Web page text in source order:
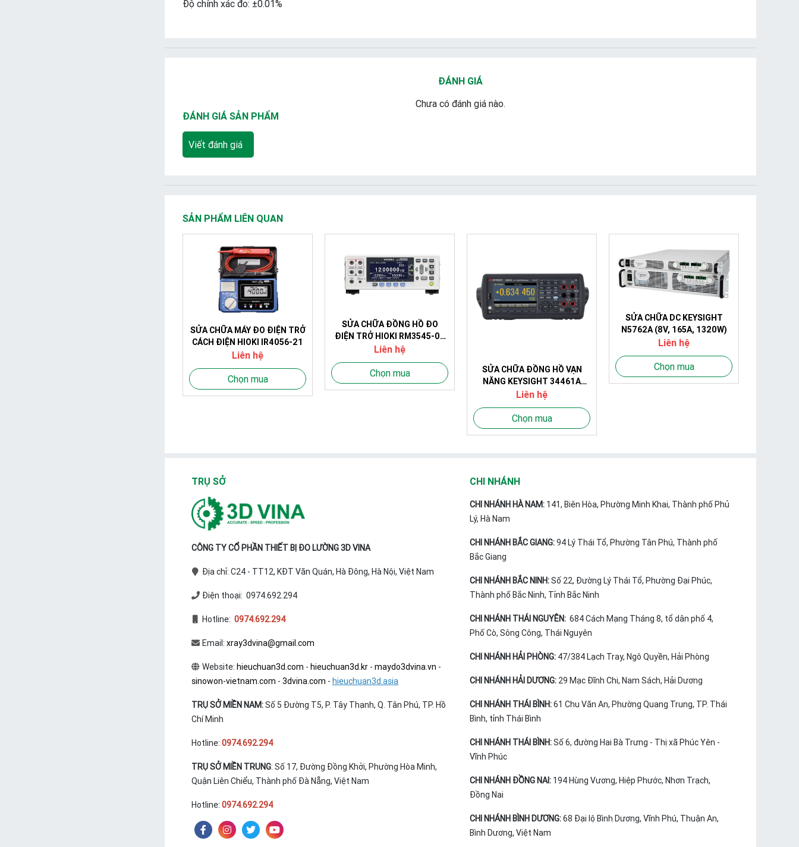
Độ chính xác đo: ±0.01%
ĐÁNH GIÁ
Chưa có đánh giá nào.
ĐÁNH GIÁ SẢN PHẨM
Viết đánh giá
SẢN PHẨM LIÊN QUAN
SỬA CHỮA MÁY ĐO ĐIỆN TRỞ
CÁCH ĐIỆN HIOKI IR4056-21
Liên hệ
Chọn mua
SỬA CHỮA ĐỒNG HỒ ĐO
ĐIỆN TRỞ HIOKI RM3545-02
(10~1000MΩ)
Liên hệ
Chọn mua
SỬA CHỮA ĐỒNG HỒ VẠN
NĂNG KEYSIGHT 34461A
(without GPIB) (6 ½ digit;
Không GPIB; 0.0035%)
Liên hệ
Chọn mua
SỬA CHỮA DC KEYSIGHT
N5762A (8V, 165A, 1320W)
Liên hệ
Chọn mua
TRỤ SỞ
CÔNG TY CỔ PHẦN THIẾT BỊ ĐO LƯỜNG 3D VINA
Địa chỉ: C24 - TT12, KĐT Văn Quán, Hà Đông, Hà Nội, Việt Nam
Điện thoại: 0974.692.294
Hotline: 0974.692.294
Email: xray3dvina@gmail.com
Website: hieuchuan3d.com - hieuchuan3d.kr- maydo3dvina.vn -
sinowon-vietnam.com - 3dvina.com - hieuchuan3d.asia
TRỤ SỞ MIỀN NAM:Số 5 Đường T5, P. Tây Thạnh, Q. Tân Phú, TP. Hồ
Chí Minh
Hotline: 0974.692.294
TRỤ SỞ MIỀN TRUNG: Số 17, Đường Đồng Khởi, Phường Hòa Minh,
Quận Liên Chiểu, Thành phố Đà Nẵng, Việt Nam
Hotline: 0974.692.294
CHI NHÁNH
CHI NHÁNH HÀ NAM:141, Biên Hòa, Phường Minh Khai, Thành phố Phủ
Lý, Hà Nam
CHI NHÁNH BẮC GIANG:94 Lý Thái Tổ, Phường Tân Phú, Thành phố
Bắc Giang
CHI NHÁNH BẮC NINH:Số 22, Đường Lý Thái Tổ, Phường Đại Phúc,
Thành phố Bắc Ninh, Tỉnh Bắc Ninh
CHI NHÁNH THÁI NGUYÊN: 684 Cách Mạng Tháng 8, tổ dân phố 4,
Phố Cò, Sông Công, Thái Nguyên
CHI NHÁNH HẢI PHÒNG: 47/384 Lạch Tray, Ngô Quyền, Hải Phòng
CHI NHÁNH HẢI DƯƠNG: 29 Mạc Đĩnh Chi, Nam Sách, Hải Dương
CHI NHÁNH THÁI BÌNH:61 Chu Văn An, Phường Quang Trung, TP. Thái
Bình, tỉnh Thái Bình
CHI NHÁNH THÁI BÌNH:Số 6, đường Hai Bà Trưng - Thị xã Phúc Yên -
Vĩnh Phúc
CHI NHÁNH ĐỒNG NAI:194 Hùng Vương, Hiệp Phước, Nhơn Trạch,
Đồng Nai
CHI NHÁNH BÌNH DƯƠNG:68 Đại lộ Bình Dương, Vĩnh Phú, Thuận An,
Bình Dương, Việt Nam